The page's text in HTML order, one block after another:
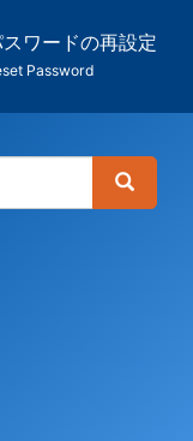
ワードの再設定
Password
Search